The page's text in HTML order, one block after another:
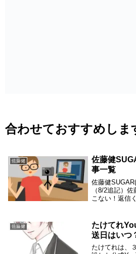
合わせておすすめしま
佐藤健
佐藤健
事一覧
佐藤健
（8/2追記）
こない！返信
SUGARで最
由！？佐藤健
佐藤健
たけてれ
送日はいつ
たけてれは、